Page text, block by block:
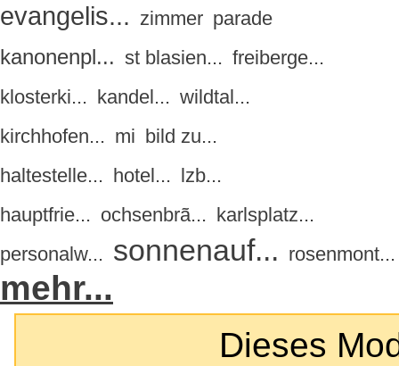
evangelis... zimmer parade
kanonenpl... st blasien... freiberge...
klosterki... kandel... wildtal...
kirchhofen... mi bild zu...
haltestelle... hotel... lzb...
hauptfrie... ochsenbrã... karlsplatz...
personalw... sonnenauf... rosenmont...
mehr...
Dieses